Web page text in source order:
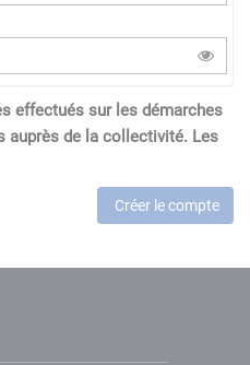
effectués sur les démarches
auprès de la collectivité. Les
Créer le compte